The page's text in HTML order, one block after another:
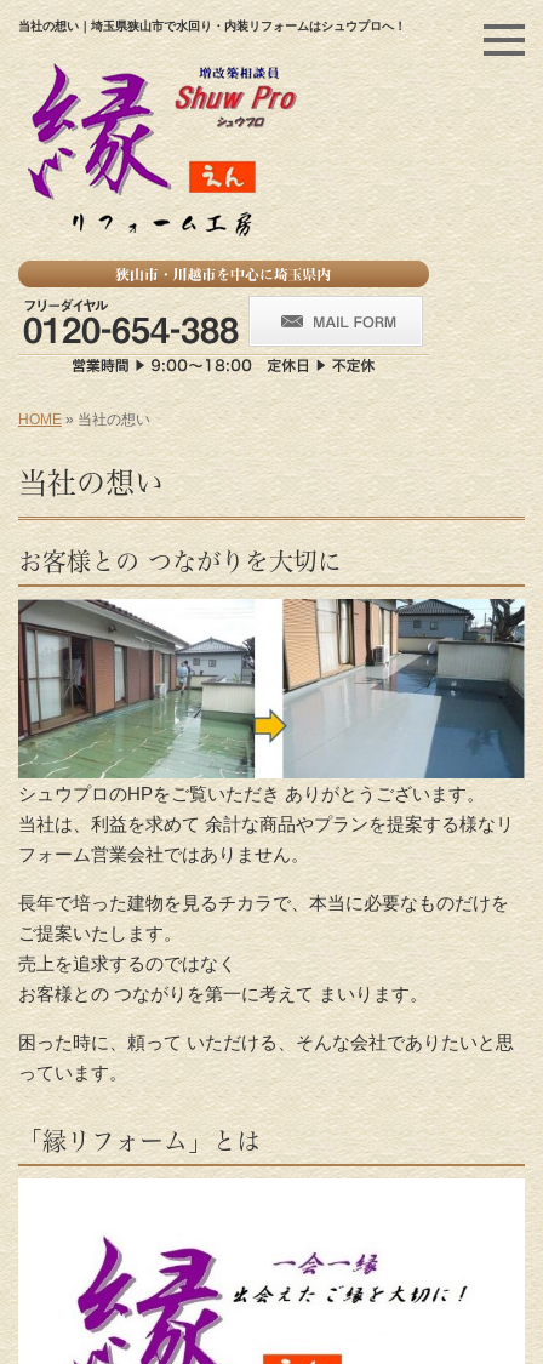
当社の想い｜埼玉県狭山市で水回り・内装リフォームはシュウプロへ！
HOME » 当社の想い
当社の想い
お客様との つながりを大切に
シュウプロのHPをご覧いただき ありがとうございます。
当社は、利益を求めて 余計な商品やプランを提案する様なリ
フォーム営業会社ではありません。
長年で培った建物を見るチカラで、本当に必要なものだけを
ご提案いたします。
売上を追求するのではなく
お客様との つながりを第一に考えて まいります。
困った時に、頼って いただける、そんな会社でありたいと思
っています。
「縁リフォーム」とは